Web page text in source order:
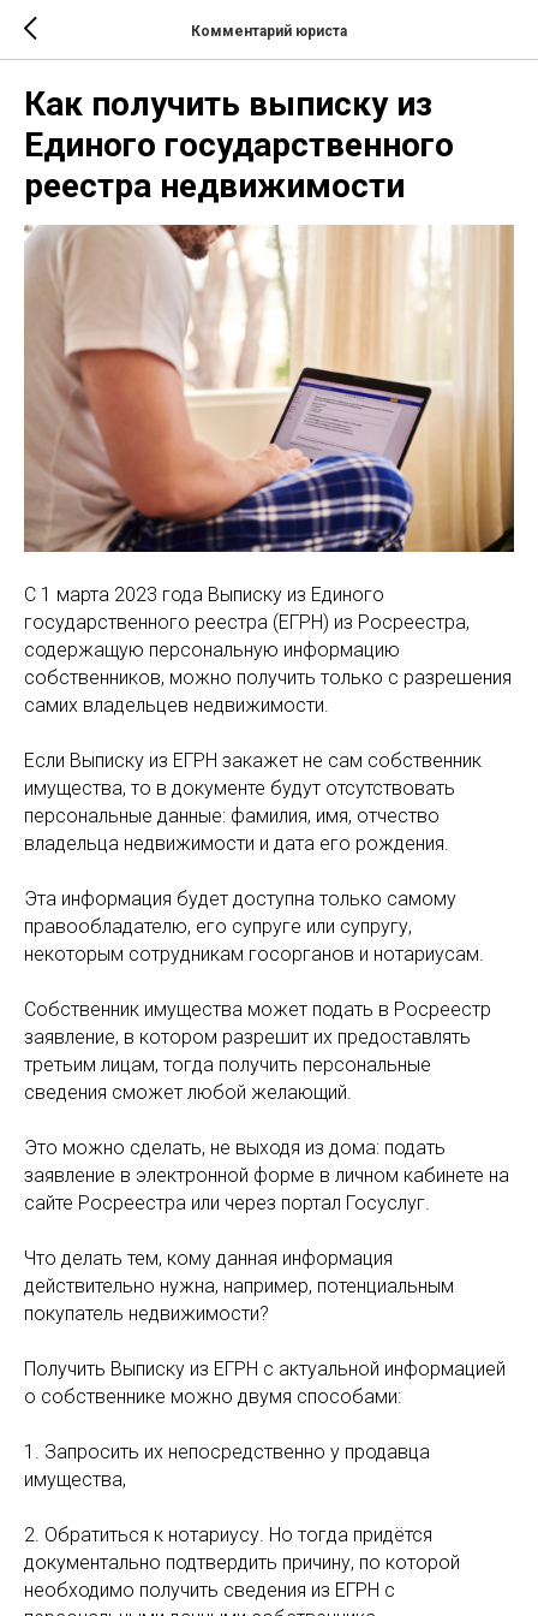
Комментарий юриста
Как получить выписку из
Единого государственного
реестра недвижимости
С 1 марта 2023 года Выписку из Единого
государственного реестра (ЕГРН) из Росреестра,
содержащую персональную информацию
собственников, можно получить только с разрешения
самих владельцев недвижимости.
Если Выписку из ЕГРН закажет не сам собственник
имущества, то в документе будут отсутствовать
персональные данные: фамилия, имя, отчество
владельца недвижимости и дата его рождения.
Эта информация будет доступна только самому
правообладателю, его супруге или супругу,
некоторым сотрудникам госорганов и нотариусам.
Собственник имущества может подать в Росреестр
заявление, в котором разрешит их предоставлять
третьим лицам, тогда получить персональные
сведения сможет любой желающий.
Это можно сделать, не выходя из дома: подать
заявление в электронной форме в личном кабинете на
сайте Росреестра или через портал Госуслуг.
Что делать тем, кому данная информация
действительно нужна, например, потенциальным
покупатель недвижимости?
Получить Выписку из ЕГРН с актуальной информацией
о собственнике можно двумя способами:
1. Запросить их непосредственно у продавца
имущества,
2. Обратиться к нотариусу. Но тогда придётся
документально подтвердить причину, по которой
необходимо получить сведения из ЕГРН с